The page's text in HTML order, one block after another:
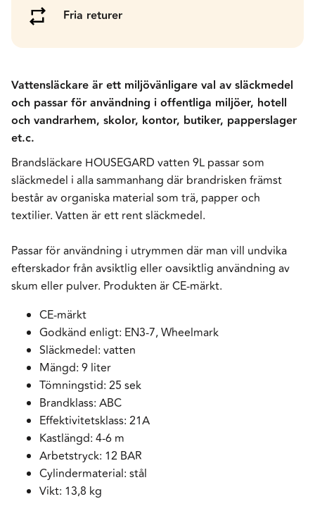
Fria returer
Vattensläckare är ett miljövänligare val av släckmedel
och passar för användning i offentliga miljöer, hotell
och vandrarhem, skolor, kontor, butiker, papperslager
et.c.
Brandsläckare HOUSEGARD vatten 9L passar som
släckmedel i alla sammanhang där brandrisken främst
består av organiska material som trä, papper och
textilier. Vatten är ett rent släckmedel.
Passar för användning i utrymmen där man vill undvika
efterskador från avsiktlig eller oavsiktlig användning av
skum eller pulver. Produkten är CE-märkt.
CE-märkt
Godkänd enligt: EN3-7, Wheelmark
Släckmedel: vatten
Mängd: 9 liter
Tömningstid: 25 sek
Brandklass: ABC
Effektivitetsklass: 21A
Kastlängd: 4-6 m
Arbetstryck: 12 BAR
Cylindermaterial: stål
Vikt: 13,8 kg